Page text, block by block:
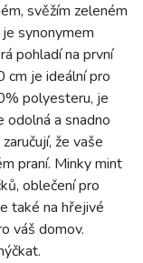
svěžím zeleném
synonymem
pohladí na první
cm je ideální pro
polyesteru, je
odolná a snadno
že vaše
praní. Minky mint
oblečení pro
také na hřejivé
váš domov.